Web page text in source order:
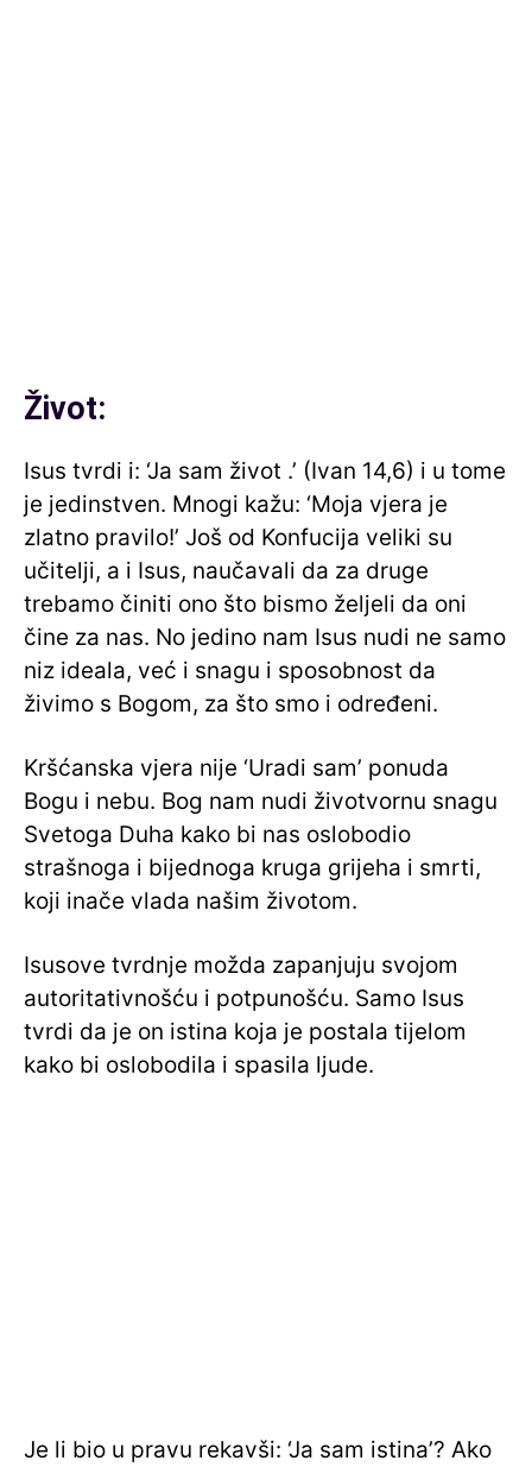
Život:
Isus tvrdi i: ‘Ja sam život .’ (Ivan 14,6) i u tome
je jedinstven. Mnogi kažu: ‘Moja vjera je
zlatno pravilo!’ Još od Konfucija veliki su
učitelji, a i Isus, naučavali da za druge
trebamo činiti ono što bismo željeli da oni
čine za nas. No jedino nam Isus nudi ne samo
niz ideala, već i snagu i sposobnost da
živimo s Bogom, za što smo i određeni.
Kršćanska vjera nije ‘Uradi sam’ ponuda
Bogu i nebu. Bog nam nudi životvornu snagu
Svetoga Duha kako bi nas oslobodio
strašnoga i bijednoga kruga grijeha i smrti,
koji inače vlada našim životom.
Isusove tvrdnje možda zapanjuju svojom
autoritativnošću i potpunošću. Samo Isus
tvrdi da je on istina koja je postala tijelom
kako bi oslobodila i spasila ljude.
Je li bio u pravu rekavši: ‘Ja sam istina’? Ako